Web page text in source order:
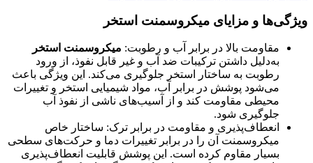
ویژگی‌ها و مزایای میکروسمنت استخر
مقاومت بالا در برابر آب و رطوبت: میکروسمنت استخر
به‌دلیل داشتن ترکیبات ضد آب و غیر قابل نفوذ، از ورود
رطوبت به ساختار استخر جلوگیری می‌کند. این ویژگی باعث
می‌شود پوشش در برابر آب، مواد شیمیایی استخر و تغییرات
محیطی مقاومت کند و از آسیب‌های ناشی از نفوذ آب
جلوگیری شود.
انعطاف‌پذیری و مقاومت در برابر ترک: ساختار خاص
میکروسمنت آن را در برابر تغییرات دما و حرکت‌های سطحی
بسیار مقاوم کرده است. این پوشش قابلیت انعطاف‌پذیری